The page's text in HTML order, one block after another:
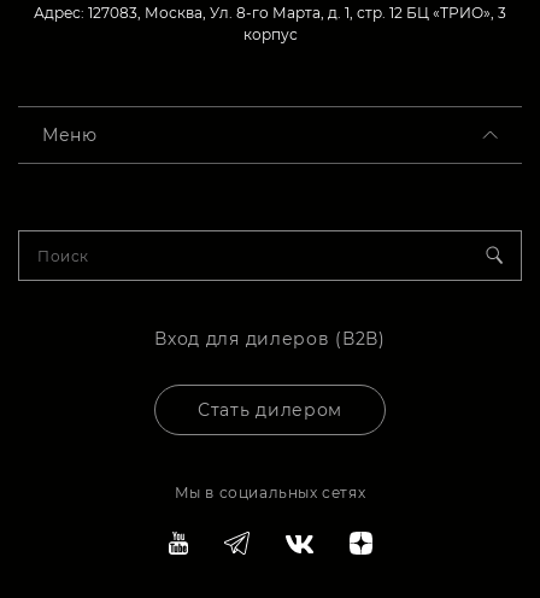
Адрес: 127083, Москва, Ул. 8-го Марта, д. 1, стр. 12 БЦ «ТРИО», 3
корпус
Меню
Вход для дилеров (В2В)
Стать дилером
Мы в социальных сетях